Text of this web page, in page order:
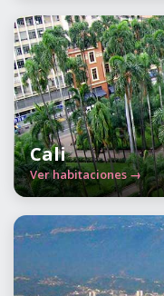
Cali
Ver habitaciones →